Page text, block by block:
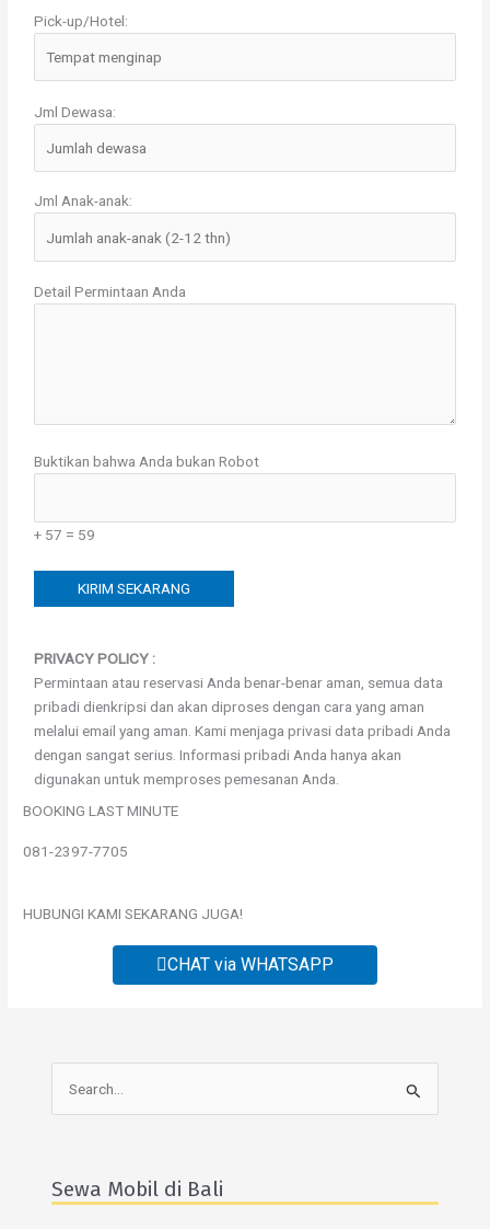
Pick-up/Hotel:
Jml Dewasa:
Jml Anak-anak:
Detail Permintaan Anda
Buktikan bahwa Anda bukan Robot
+ 57 = 59
PRIVACY POLICY :
Permintaan atau reservasi Anda benar-benar aman, semua data
pribadi dienkripsi dan akan diproses dengan cara yang aman
melalui email yang aman. Kami menjaga privasi data pribadi Anda
dengan sangat serius. Informasi pribadi Anda hanya akan
digunakan untuk memproses pemesanan Anda.
BOOKING LAST MINUTE
081-2397-7705
HUBUNGI KAMI SEKARANG JUGA!
CHAT via WHATSAPP
r
Sewa Mobil di Bali